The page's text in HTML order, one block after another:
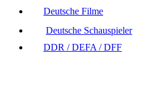
Deutsche Filme
Deutsche Schauspieler
DDR / DEFA / DFF